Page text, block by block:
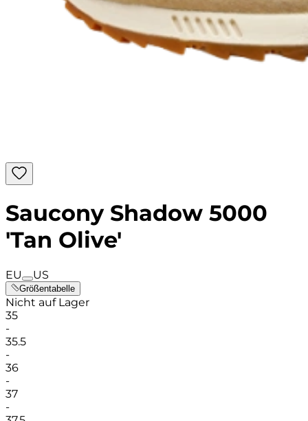
Saucony Shadow 5000
'Tan Olive'
EU US
Größentabelle
Nicht auf Lager
35
-
35.5
-
36
-
37
-